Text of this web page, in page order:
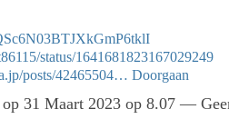
status/1641681823167029249
posts/42465504… Doorgaan
op 31 Maart 2023 op 8.07 —